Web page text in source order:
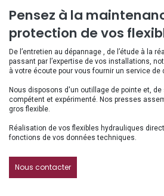
Pensez à la
protection de vos
De l’entretien au dépannage , de l’étude à la
passant par l’expertise de vos installations,
à votre écoute pour vous fournir un service de
Nous disposons d'un outillage de pointe et,
compétent et expérimenté. Nos presses
gros flexible.
Réalisation de vos flexibles hydrauliques
fonctions de vos données techniques.
Nous contacter